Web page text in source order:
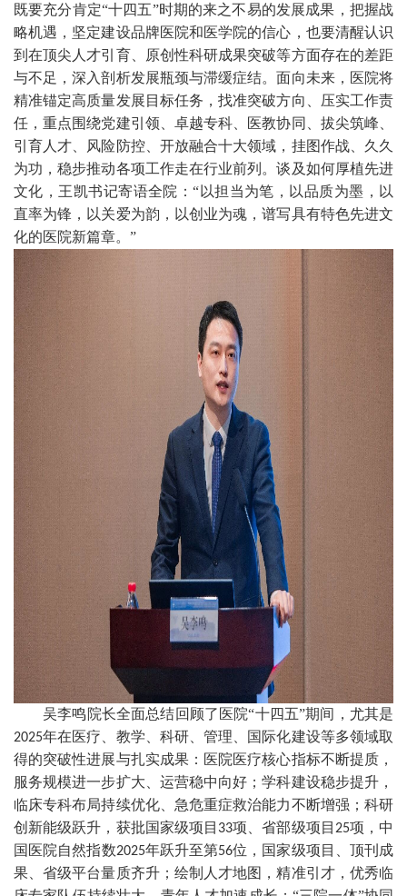
既要充分肯定“十四五”时期的来之不易的发展成果，把握战
略机遇，坚定建设品牌医院和医学院的信心，也要清醒认识
到在顶尖人才引育、原创性科研成果突破等方面存在的差距
与不足，深入剖析发展瓶颈与滞缓症结。面向未来，医院将
精准锚定高质量发展目标任务，找准突破方向、压实工作责
任，重点围绕党建引领、卓越专科、医教协同、拔尖筑峰、
引育人才、风险防控、开放融合十大领域，挂图作战、久久
为功，稳步推动各项工作走在行业前列。谈及如何厚植先进
文化，王凯书记寄语全院：“以担当为笔，以品质为墨，以
直率为锋，以关爱为韵，以创业为魂，谱写具有特色先进文
化的医院新篇章。”
吴李鸣院长全面总结回顾了医院“十四五”期间，尤其是
2025年在医疗、教学、科研、管理、国际化建设等多领域取
得的突破性进展与扎实成果：医院医疗核心指标不断提质，
服务规模进一步扩大、运营稳中向好；学科建设稳步提升，
临床专科布局持续优化、急危重症救治能力不断增强；科研
创新能级跃升，获批国家级项目 33项、省部级项目 25项，中
国医院自然指数2025年跃升至第56位，国家级项目、顶刊成
果、省级平台量质齐升；绘制人才地图，精准引才，优秀临